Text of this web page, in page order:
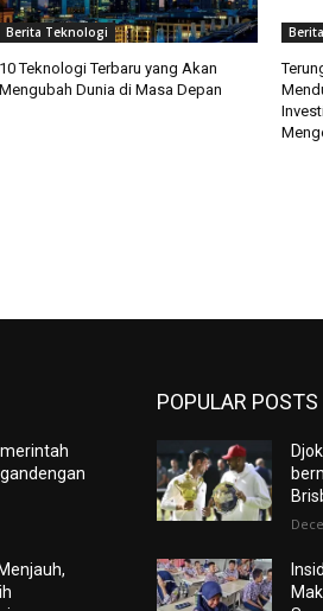
Berita Teknologi
10 Teknologi Terbaru yang Akan
Mengubah Dunia di Masa Depan
POPULAR POSTS